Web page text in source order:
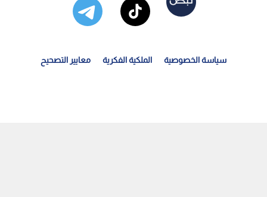
سياسة الخصوصية الملكية الفكرية معايير التصحيح